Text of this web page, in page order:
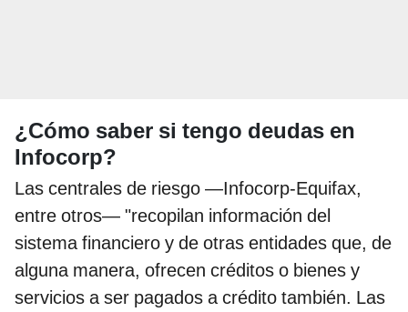
¿Cómo saber si tengo deudas en
Infocorp?
Las centrales de riesgo —Infocorp-Equifax,
entre otros— "recopilan información del
sistema financiero y de otras entidades que, de
alguna manera, ofrecen créditos o bienes y
servicios a ser pagados a crédito también. Las